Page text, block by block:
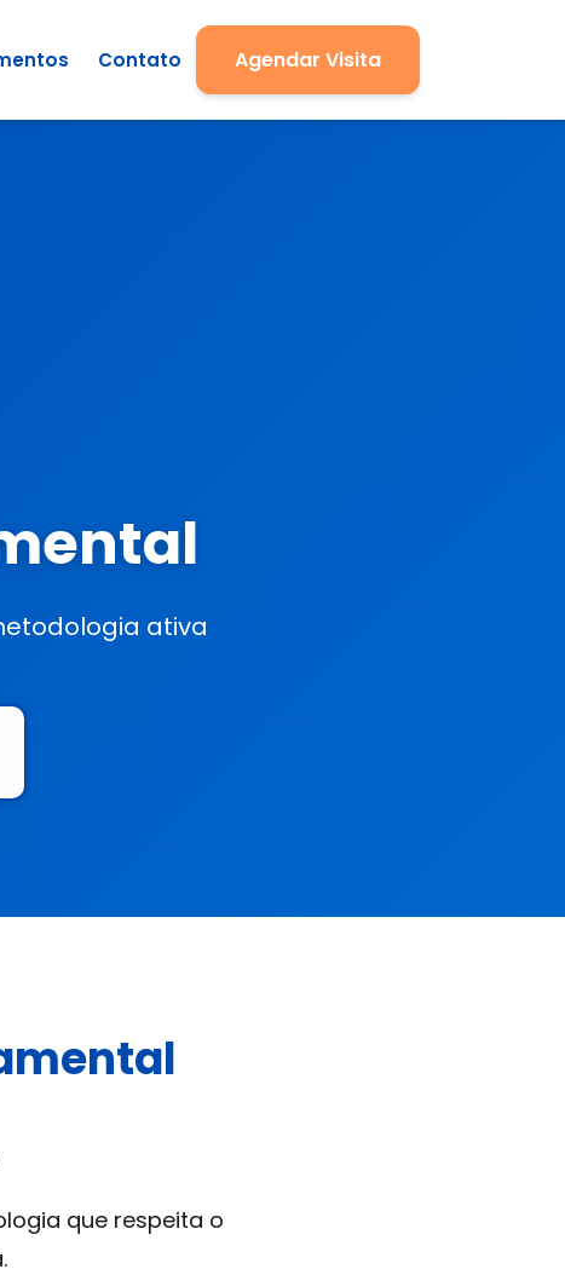
Contato Agendar Visita
ativa
que respeita o